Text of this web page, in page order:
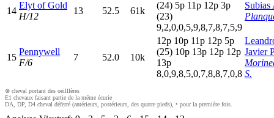
14
Elyt of Gold
H/12
13 52.5 61k
(24) 5p 11p 12p 3p
(23)
9,2,0,0,5,9,8,7,8,7,5,9
Subias
15
Pennywell
F/6
7 52.0 10k
12p 10p 11p 12p 5p
(25) 10p 13p 12p 12p
13p
8,0,9,8,5,0,7,8,8,7,0,8
Javier
S.
⊗ cheval portant des oeilllères
E1 chevaux faisant partie de la même écurie
DA, DP, D4 cheval déferré (antérieurs, postérieurs, des quatre pieds), • pour la première fois.